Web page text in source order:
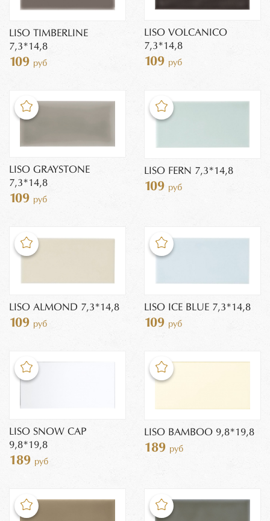
LISO TIMBERLINE
7,3*14,8
109 руб
LISO VOLCANICO
7,3*14,8
109 руб
LISO GRAYSTONE
7,3*14,8
109 руб
LISO FERN 7,3*14,8
109 руб
LISO ALMOND 7,3*14,8
109 руб
LISO ICE BLUE 7,3*14,8
109 руб
LISO SNOW CAP
9,8*19,8
189 руб
LISO BAMBOO 9,8*19,8
189 руб